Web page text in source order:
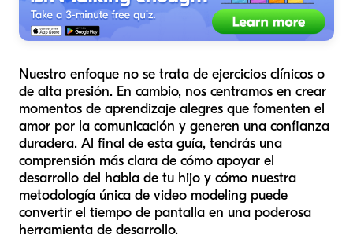
Nuestro enfoque no se trata de ejercicios clínicos o
de alta presión. En cambio, nos centramos en crear
momentos de aprendizaje alegres que fomenten el
amor por la comunicación y generen una confianza
duradera. Al final de esta guía, tendrás una
comprensión más clara de cómo apoyar el
desarrollo del habla de tu hijo y cómo nuestra
metodología única de video modeling puede
convertir el tiempo de pantalla en una poderosa
herramienta de desarrollo.